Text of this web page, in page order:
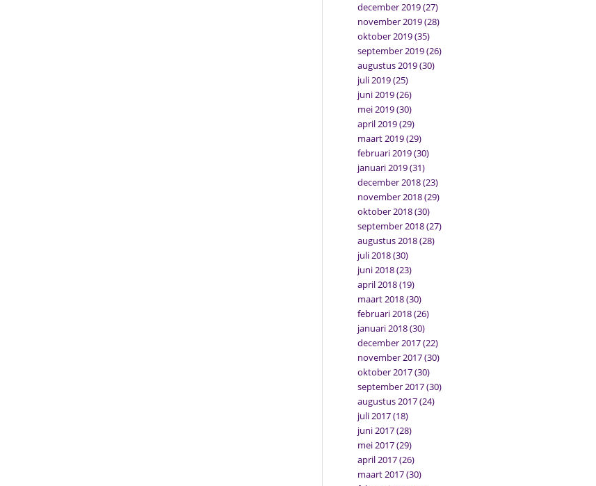
december 2019(27)
november 2019(28)
oktober 2019(35)
september 2019(26)
augustus 2019(30)
juli 2019(25)
juni 2019(26)
mei 2019(30)
april 2019(29)
maart 2019(29)
februari 2019(30)
januari 2019(31)
december 2018(23)
november 2018(29)
oktober 2018(30)
september 2018(27)
augustus 2018(28)
juli 2018(30)
juni 2018(23)
april 2018(19)
maart 2018(30)
februari 2018(26)
januari 2018(30)
december 2017(22)
november 2017(30)
oktober 2017(30)
september 2017(30)
augustus 2017(24)
juli 2017(18)
juni 2017(28)
mei 2017(29)
april 2017(26)
maart 2017(30)